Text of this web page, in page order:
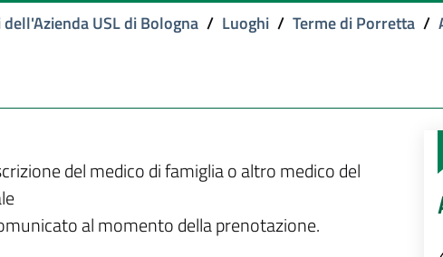
dell'Azienda USL di Bologna / Luoghi / Terme di Porretta /
del medico di famiglia o altro medico del
al momento della prenotazione.